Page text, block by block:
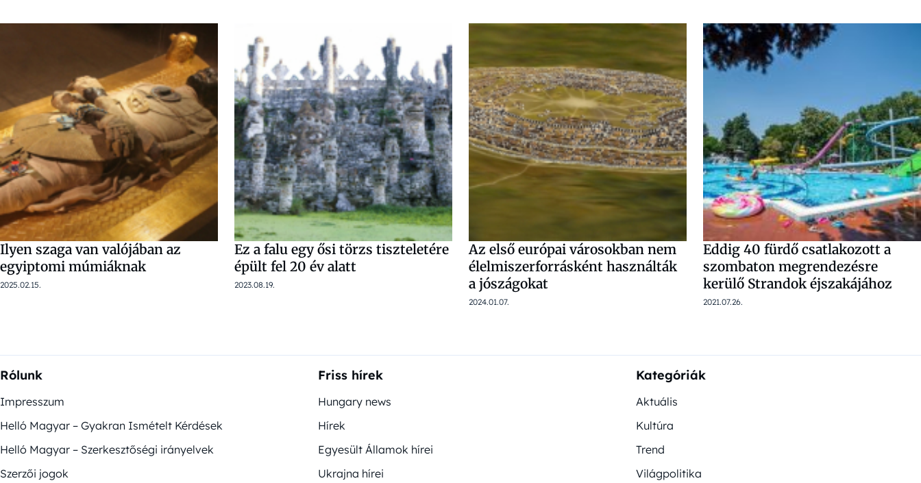
Ilyen szaga van valójában az
egyiptomi múmiáknak
2025.02.15.
Ez a falu egy ősi törzs tiszteletére
épült fel 20 év alatt
2023.08.19.
Az első európai városokban nem
élelmiszerforrásként használták
a jószágokat
2024.01.07.
Eddig 40 fürdő csatlakozott a
szombaton megrendezésre
kerülő Strandok éjszakájához
2021.07.26.
Rólunk
Impresszum
Helló Magyar – Gyakran Ismételt Kérdések
Helló Magyar – Szerkesztőségi irányelvek
Szerzői jogok
Friss hírek
Hungary news
Hírek
Egyesült Államok hírei
Ukrajna hírei
Kategóriák
Aktuális
Kultúra
Trend
Világpolitika